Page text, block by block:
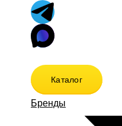
Каталог
Бренды